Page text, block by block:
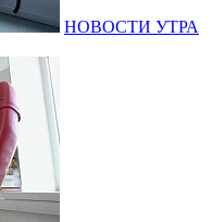
НОВОСТИ УТРА